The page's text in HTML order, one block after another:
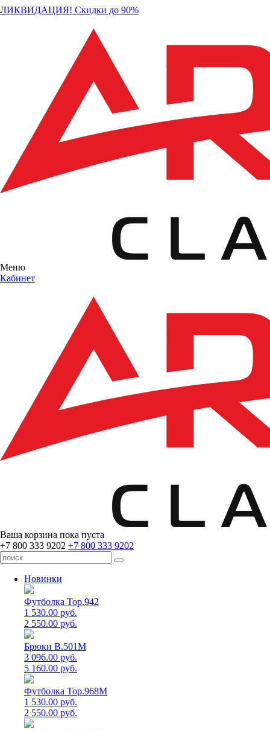
ЛИКВИДАЦИЯ! Скидки до 90%
Меню
Кабинет
Ваша корзина пока пуста
+7 800 333 9202 +7 800 333 9202
Новинки
Футболка Top.942
1 530.00 руб.
2 550.00 руб.
Брюки B.501M
3 096.00 руб.
5 160.00 руб.
Футболка Top.968M
1 530.00 руб.
2 550.00 руб.